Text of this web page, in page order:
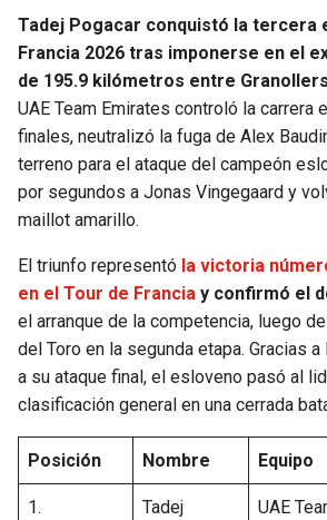
Tadej Pogacar conquistó la tercera
Francia 2026 tras imponerse en el
de 195.9 kilómetros entre
UAE Team Emirates controló la carrera
finales, neutralizó la fuga de Alex
terreno para el ataque del campeón
por segundos a Jonas Vingegaard y
maillot amarillo.
El triunfo representó la victoria
en el Tour de Francia y confirmó el
el arranque de la competencia, luego
del Toro en la segunda etapa. Gracias
a su ataque final, el esloveno pasó al
clasificación general en una cerrada
Posición Nombre Equipo
1.
Tadej
UAE